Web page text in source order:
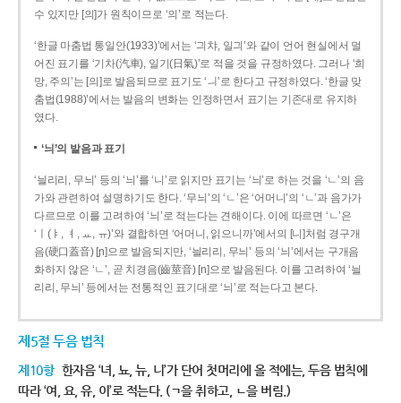
수 있지만 [의]가 원칙이므로 ‘의’로 적는다.
‘한글 마춤법 통일안(1933)’에서는 ‘긔챠, 일긔’와 같이 언어 현실에서 멀
어진 표기를 ‘기차(汽車), 일기(日氣)’로 적을 것을 규정하였다. 그러나 ‘희
망, 주의’는 [의]로 발음되므로 표기도 ‘ㅢ’로 한다고 규정하였다. ‘한글 맞
춤법(1988)’에서는 발음의 변화는 인정하면서 표기는 기존대로 유지하
였다.
‘늬’의 발음과 표기
‘늴리리, 무늬’ 등의 ‘늬’를 ‘니’로 읽지만 표기는 ‘늬’로 하는 것을 ‘ㄴ’의 음
가와 관련하여 설명하기도 한다. ‘무늬’의 ‘ㄴ’은 ‘어머니’의 ‘ㄴ’과 음가가
다르므로 이를 고려하여 ‘늬’로 적는다는 견해이다. 이에 따르면 ‘ㄴ’은
‘ㅣ(ㅑ, ㅕ, ㅛ, ㅠ)’와 결합하면 ‘어머니, 읽으니까’에서의 [니]처럼 경구개
음(硬口蓋音) [ɲ]으로 발음되지만, ‘늴리리, 무늬’ 등의 ‘늬’에서는 구개음
화하지 않은 ‘ㄴ’, 곧 치경음(齒莖音) [n]으로 발음된다. 이를 고려하여 ‘늴
리리, 무늬’ 등에서는 전통적인 표기대로 ‘늬’로 적는다고 본다.
제5절 두음 법칙
제10항 한자음 ‘녀, 뇨, 뉴, 니’가 단어 첫머리에 올 적에는, 두음 법칙에
따라 ‘여, 요, 유, 이’로 적는다. (ㄱ을 취하고, ㄴ을 버림.)